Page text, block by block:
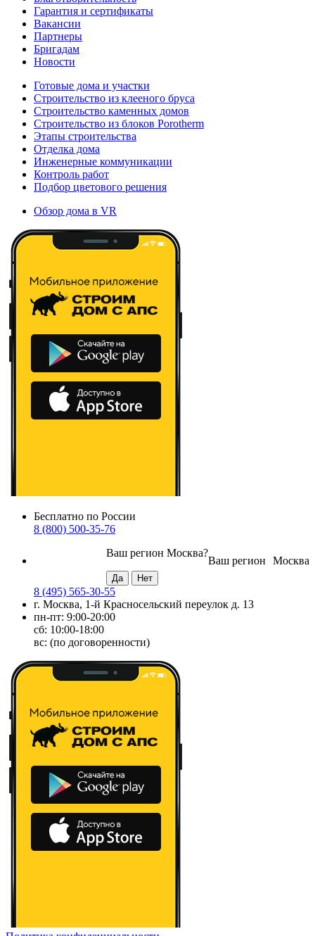
Гарантия и сертификаты
Вакансии
Партнеры
Бригадам
Новости
Готовые дома и участки
Строительство из клееного бруса
Строительство каменных домов
Строительство из блоков Porotherm
Этапы строительства
Отделка дома
Инженерные коммуникации
Контроль работ
Подбор цветового решения
Обзор дома в VR
Бесплатно по России
8 (800) 500-35-76
Москва
Ваш регион
Ваш регион Москва?
8 (495) 565-30-55
г. Москва, 1-й Красносельский переулок д. 13
пн-пт: 9:00-20:00
сб: 10:00-18:00
вс: (по договоренности)